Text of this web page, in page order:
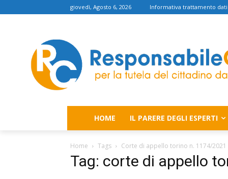
giovedì, Agosto 6, 2026 Informativa trattamento dati
HOME IL PARERE DEGLI ESPERTI
Home Tags Corte di appello torino n. 1174/2021
Tag: corte di appello